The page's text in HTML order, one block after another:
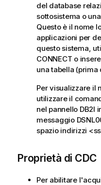
del database
sottosistema o
Questo è il nome
applicazioni per
questo sistema,
CONNECT o
una tabella
Per visualizzare il
utilizzare il
nel pannello DB2I
messaggio
spazio indirizzi
Proprietà di CDC
Per abilitare